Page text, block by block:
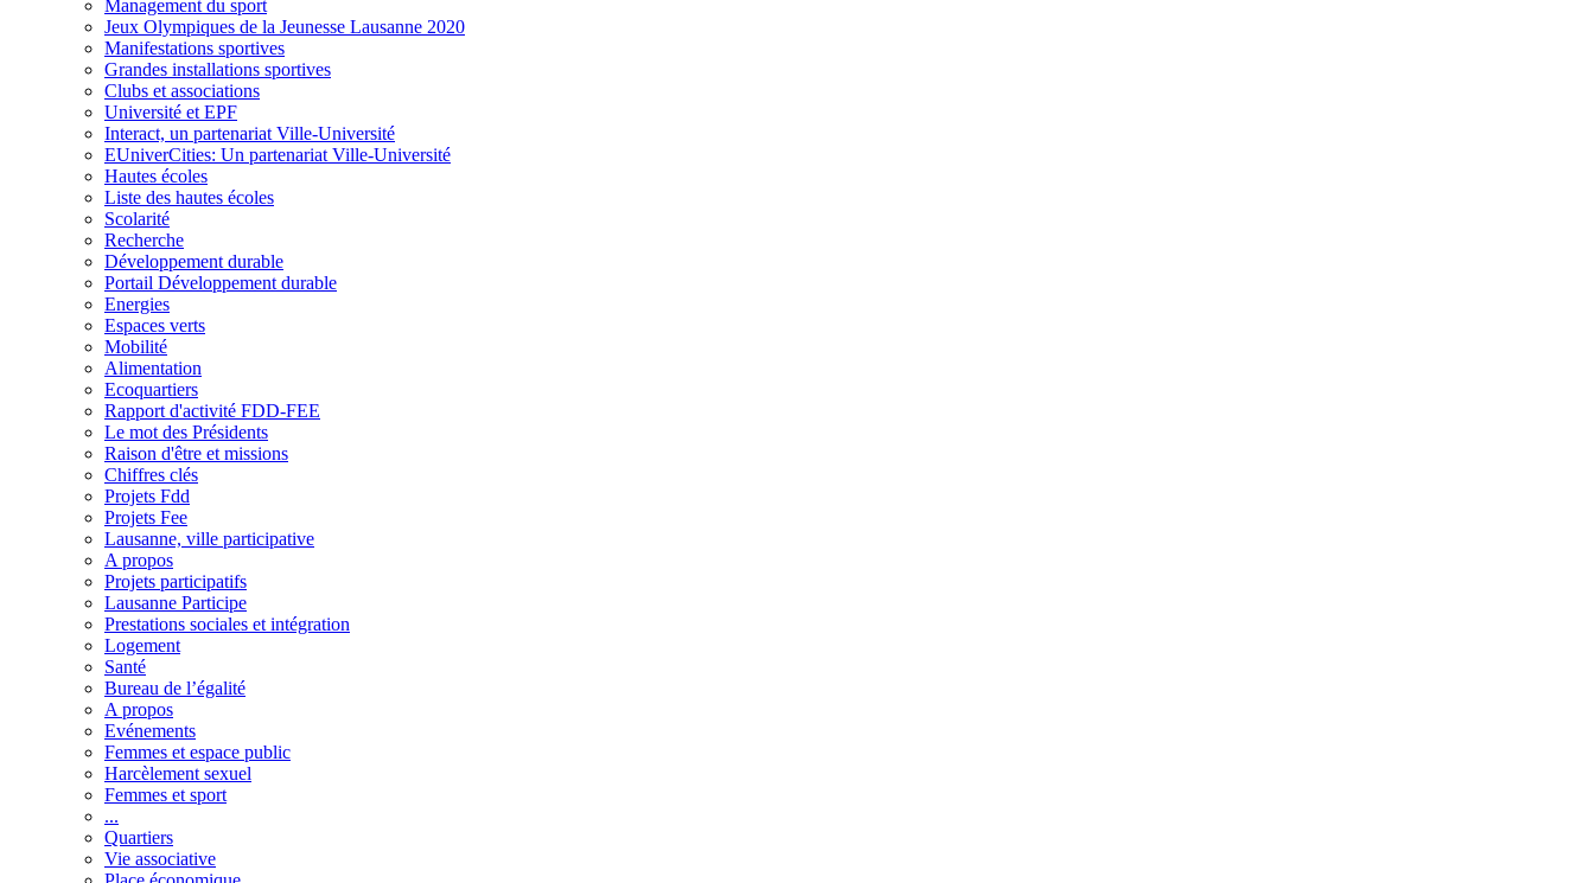
Management du sport
Jeux Olympiques de la Jeunesse Lausanne 2020
Manifestations sportives
Grandes installations sportives
Clubs et associations
Université et EPF
Interact, un partenariat Ville-Université
EUniverCities: Un partenariat Ville-Université
Hautes écoles
Liste des hautes écoles
Scolarité
Recherche
Développement durable
Portail Développement durable
Energies
Espaces verts
Mobilité
Alimentation
Ecoquartiers
Rapport d'activité FDD-FEE
Le mot des Présidents
Raison d'être et missions
Chiffres clés
Projets Fdd
Projets Fee
Lausanne, ville participative
A propos
Projets participatifs
Lausanne Participe
Prestations sociales et intégration
Logement
Santé
Bureau de l’égalité
A propos
Evénements
Femmes et espace public
Harcèlement sexuel
Femmes et sport
...
Quartiers
Vie associative